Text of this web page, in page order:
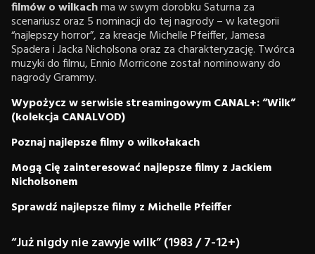
filmów o wilkachma w swym dorobku Saturna za
scenariusz oraz 5 nominacji do tej nagrody – w kategorii
“najlepszy horror”, za kreacje Michelle Pfeiffer, Jamesa
Spadera i Jacka Nicholsona oraz za charakteryzację. Twórca
muzyki do filmu, Ennio Morricone został nominowany do
nagrody Grammy.
Wypożycz w serwisie streamingowym CANAL+: “Wilk”
(kolekcja CANALVOD)
Poznaj najlepsze filmy o wilkołakach
Mogą Cię zainteresować najlepsze filmy z Jackiem
Nicholsonem
Sprawdź najlepsze filmy z Michelle Pfeiffer
“Już nigdy nie zawyje wilk” (1983 / 7-12+)